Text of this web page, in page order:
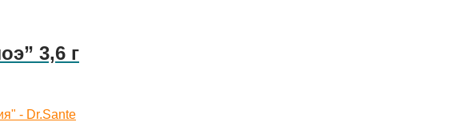
3,6 г
- Dr.Sante